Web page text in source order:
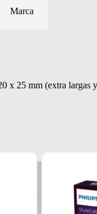
Marca
x 25 mm (extra